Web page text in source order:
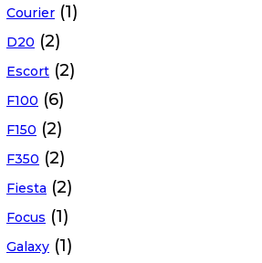
Courier (1)
D20 (2)
Escort (2)
F100 (6)
F150 (2)
F350 (2)
Fiesta (2)
Focus (1)
Galaxy (1)